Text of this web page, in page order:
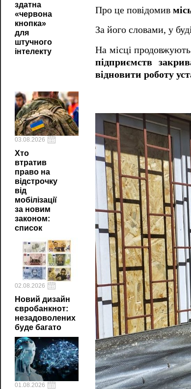
здатна
«червона
кнопка»
для
штучного
інтелекту
03.08.2026
Хто
втратив
право на
відстрочку
від
мобілізації
за новим
законом:
список
02.08.2026
Новий дизайн
євробанкнот:
незадоволених
буде багато
01.08.2026
Про це повідомив
За його словами, у
На місці
підприємств
відновити роботу